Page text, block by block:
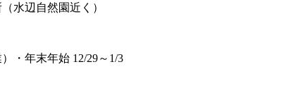
水辺自然園近く）
・年末年始 12/29～1/3